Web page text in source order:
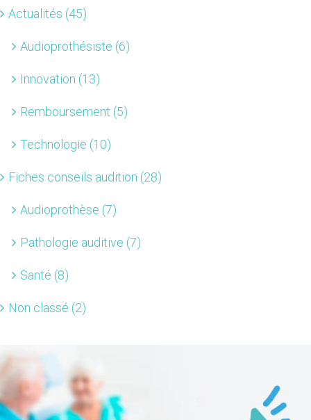
Actualités (45)
Audioprothésiste (6)
Innovation (13)
Remboursement (5)
Technologie (10)
Fiches conseils audition (28)
Audioprothèse (7)
Pathologie auditive (7)
Santé (8)
Non classé (2)